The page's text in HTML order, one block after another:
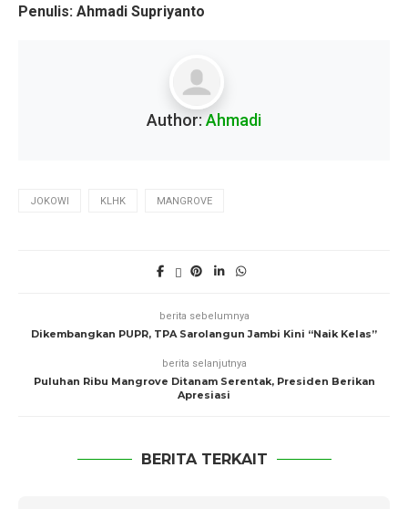
Penulis: Ahmadi Supriyanto
Author: Ahmadi
JOKOWI KLHK MANGROVE
berita sebelumnya
Dikembangkan PUPR, TPA Sarolangun Jambi Kini “Naik Kelas”
berita selanjutnya
Puluhan Ribu Mangrove Ditanam Serentak, Presiden Berikan
Apresiasi
BERITA TERKAIT